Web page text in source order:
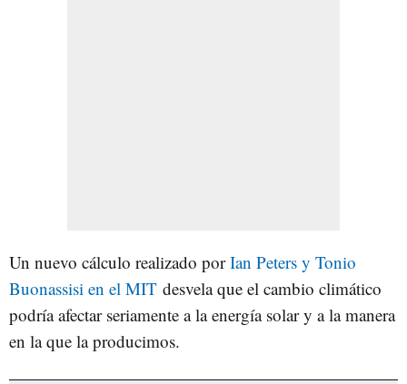
Un nuevo cálculo realizado porIan Peters y Tonio
Buonassisi en el MIT desvela que el cambio climático
podría afectar seriamente a la energía solar y a la manera
en la que la producimos.